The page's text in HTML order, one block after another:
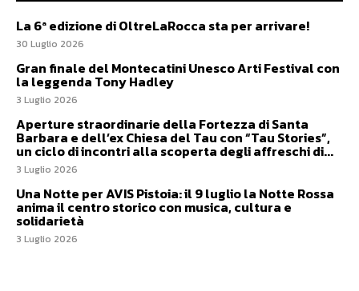
La 6ª edizione di OltreLaRocca sta per arrivare!
30 Luglio 2026
Gran finale del Montecatini Unesco Arti Festival con
la leggenda Tony Hadley
3 Luglio 2026
Aperture straordinarie della Fortezza di Santa
Barbara e dell’ex Chiesa del Tau con “Tau Stories”,
un ciclo di incontri alla scoperta degli affreschi di...
3 Luglio 2026
Una Notte per AVIS Pistoia: il 9 luglio la Notte Rossa
anima il centro storico con musica, cultura e
solidarietà
3 Luglio 2026